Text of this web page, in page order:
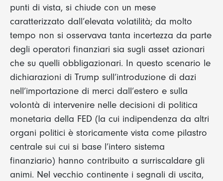
punti di vista, si chiude con un mese
caratterizzato dall’elevata volatilità; da molto
tempo non si osservava tanta incertezza da parte
degli operatori finanziari sia sugli asset azionari
che su quelli obbligazionari. In questo scenario le
dichiarazioni di Trump sull’introduzione di dazi
nell’importazione di merci dall’estero e sulla
volontà di intervenire nelle decisioni di politica
monetaria della FED (la cui indipendenza da altri
organi politici è storicamente vista come pilastro
centrale sui cui si base l’intero sistema
finanziario) hanno contribuito a surriscaldare gli
animi. Nel vecchio continente i segnali di uscita,